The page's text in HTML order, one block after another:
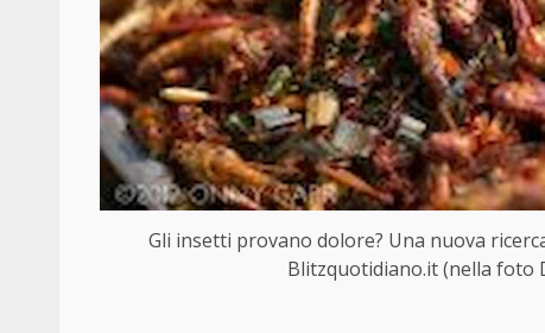
Gli insetti provano dolore? Una nuova
Blitzquotidiano.it (nella foto